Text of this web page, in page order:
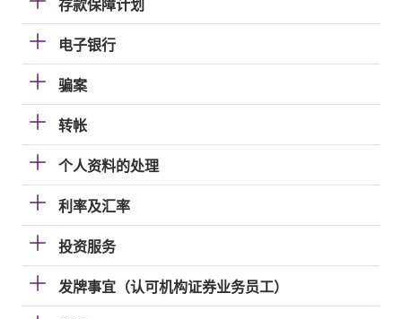
存款保障计划
电子银行
骗案
转帐
个人资料的处理
利率及汇率
投资服务
发牌事宜（认可机构证券业务员工）